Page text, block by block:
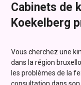
Cabinets de
Koekelberg
Vous cherchez une
dans la région
les problèmes de la